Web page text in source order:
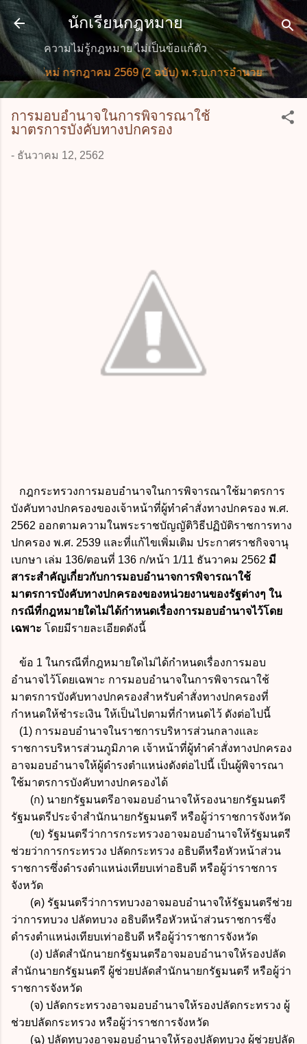
ข้ามไปที่เนื้อหาหลัก
นักเรียนกฎหมาย
ความไม่รู้กฎหมาย ไม่เป็นข้อแก้ตัว
ยใหม่ กรกฎาคม 2569 (2 ฉบับ) พ.ร.บ.การอำนวยการความสะ
การมอบอำนาจในการพิจารณาใช้
มาตรการบังคับทางปกครอง
- ธันวาคม 12, 2562
กฎกระทรวงการมอบอำนาจในการพิจารณาใช้มาตรการ
บังคับทางปกครองของเจ้าหน้าที่ผู้ทำคำสั่งทางปกครอง พ.ศ.
2562 ออกตามความในพระราชบัญญัติวิธีปฏิบัติราชการทาง
ปกครอง พ.ศ. 2539 และที่แก้ไขเพิ่มเติม ประกาศราชกิจจานุ
เบกษา เล่ม 136/ตอนที่ 136 ก/หน้า 1/11 ธันวาคม 2562 มี
สาระสำคัญเกี่ยวกับการมอบอำนาจการพิจารณาใช้
มาตรการบังคับทางปกครองของหน่วยงานของรัฐต่างๆ ใน
กรณีที่กฎหมายใดไม่ได้กำหนดเรื่องการมอบอำนาจไว้โดย
เฉพาะ โดยมีรายละเอียดดังนี้
ข้อ 1 ในกรณีที่กฎหมายใดไม่ได้กำหนดเรื่องการมอบ
อำนาจไว้โดยเฉพาะ การมอบอำนาจในการพิจารณาใช้
มาตรการบังคับทางปกครองสำหรับคำสั่งทางปกครองที่
กำหนดให้ชำระเงิน ให้เป็นไปตามที่กำหนดไว้ ดังต่อไปนี้
(1) การมอบอำนาจในราชการบริหารส่วนกลางและ
ราชการบริหารส่วนภูมิภาค เจ้าหน้าที่ผู้ทำคำสั่งทางปกครอง
อาจมอบอำนาจให้ผู้ดำรงตำแหน่งดังต่อไปนี้ เป็นผู้พิจารณา
ใช้มาตรการบังคับทางปกครองได้
(ก) นายกรัฐมนตรีอาจมอบอำนาจให้รองนายกรัฐมนตรี
รัฐมนตรีประจำสำนักนายกรัฐมนตรี หรือผู้ว่าราชการจังหวัด
(ข) รัฐมนตรีว่าการกระทรวงอาจมอบอำนาจให้รัฐมนตรี
ช่วยว่าการกระทรวง ปลัดกระทรวง อธิบดีหรือหัวหน้าส่วน
ราชการซึ่งดำรงตำแหน่งเทียบเท่าอธิบดี หรือผู้ว่าราชการ
จังหวัด
(ค) รัฐมนตรีว่าการทบวงอาจมอบอำนาจให้รัฐมนตรีช่วย
ว่าการทบวง ปลัดทบวง อธิบดีหรือหัวหน้าส่วนราชการซึ่ง
ดำรงตำแหน่งเทียบเท่าอธิบดี หรือผู้ว่าราชการจังหวัด
(ง) ปลัดสำนักนายกรัฐมนตรีอาจมอบอำนาจให้รองปลัด
สำนักนายกรัฐมนตรี ผู้ช่วยปลัดสำนักนายกรัฐมนตรี หรือผู้ว่า
ราชการจังหวัด
(จ) ปลัดกระทรวงอาจมอบอำนาจให้รองปลัดกระทรวง ผู้
ช่วยปลัดกระทรวง หรือผู้ว่าราชการจังหวัด
(ฉ) ปลัดทบวงอาจมอบอำนาจให้รองปลัดทบวง ผู้ช่วยปลัด